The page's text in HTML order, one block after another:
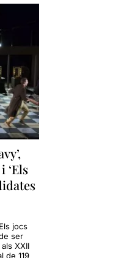
‘Els
jocs
ser
XXII
de 119